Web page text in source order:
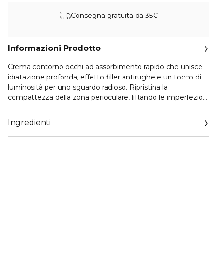
Consegna gratuita da 35€
Informazioni Prodotto
Crema contorno occhi ad assorbimento rapido che unisce
idratazione profonda, effetto filler antirughe e un tocco di
luminosità per uno sguardo radioso. Ripristina la
compattezza della zona perioculare, liftando le imperfezioni
Ingredienti